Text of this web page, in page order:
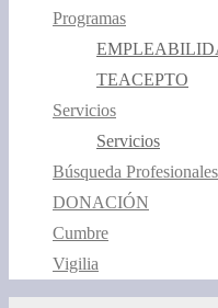
Programas
TEACEPTO
Servicios
Servicios
Búsqueda Profesionales
DONACIÓN
Cumbre
Vigilia